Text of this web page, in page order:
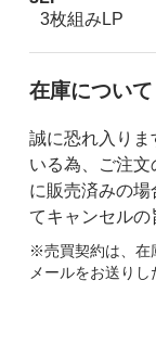
3枚組みLP
在庫について
誠に恐れ入りま
いる為、ご注
に販売済みの
てキャンセルの
※売買契約は、在
メールをお送りし